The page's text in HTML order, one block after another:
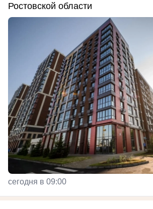
Ростовской области
сегодня в 09:00